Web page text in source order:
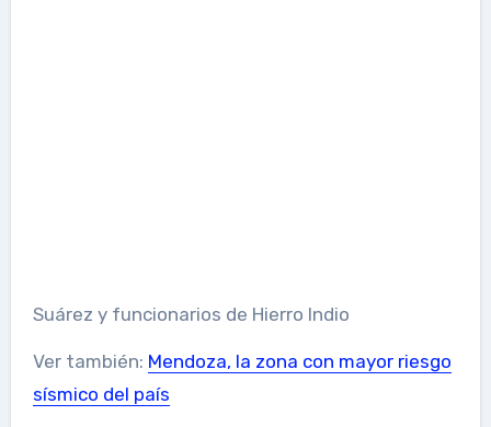
Suárez y funcionarios de Hierro Indio
Ver también: Mendoza, la zona con mayor riesgo
sísmico del país